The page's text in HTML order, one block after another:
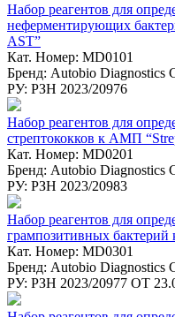
Набор реагентов для
неферментирующих
AST”
Кат. Номер: MD0101
Бренд: Autobio Diagnostics
РУ: РЗН 2023/20976
Набор реагентов для
стрептококков к АМП
Кат. Номер: MD0201
Бренд: Autobio Diagnostics
РУ: РЗН 2023/20983
Набор реагентов для
грампозитивных
Кат. Номер: MD0301
Бренд: Autobio Diagnostics
РУ: РЗН 2023/20977 ОТ